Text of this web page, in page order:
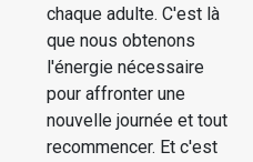
chaque adulte. C'est là
que nous obtenons
l'énergie nécessaire
pour affronter une
nouvelle journée et tout
recommencer. Et c'est